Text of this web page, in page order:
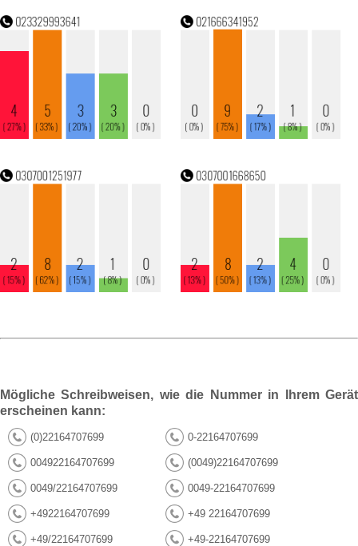
Mögliche Schreibweisen, wie die Nummer in Ihrem Gerät
erscheinen kann:
(0)22164707699 0-22164707699
004922164707699 (0049)22164707699
0049/22164707699 0049-22164707699
+4922164707699 +49 22164707699
+49/22164707699 +49-22164707699